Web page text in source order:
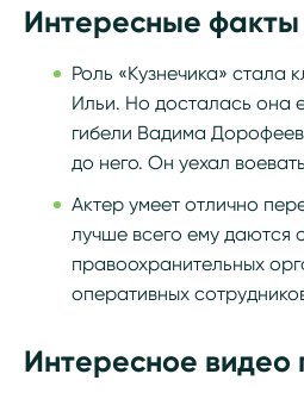
Интересные факты
Роль «Кузнечика» стала
Ильи. Но досталась она
гибели Вадима
до него. Он уехал
Актер умеет отлично
лучше всего ему даются
правоохранительных
оперативных
Интересное видео